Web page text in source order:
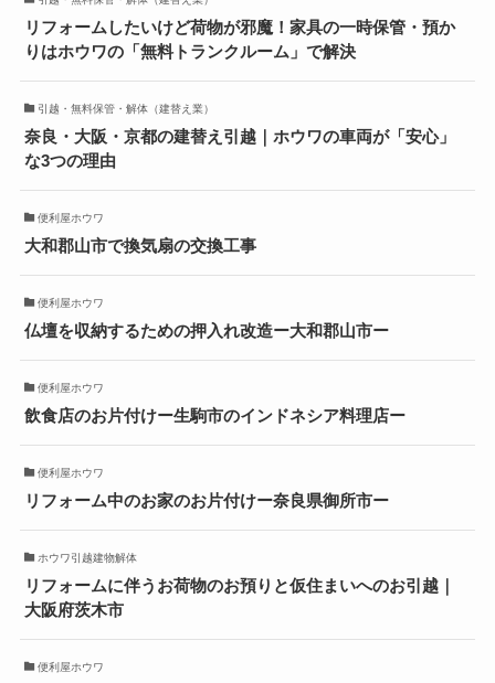
リフォームしたいけど荷物が邪魔！家具の一時保管・預か
りはホウワの「無料トランクルーム」で解決
引越・無料保管・解体（建替え業）
奈良・大阪・京都の建替え引越｜ホウワの車両が「安心」
な3つの理由
便利屋ホウワ
大和郡山市で換気扇の交換工事
便利屋ホウワ
仏壇を収納するための押入れ改造ー大和郡山市ー
便利屋ホウワ
飲食店のお片付けー生駒市のインドネシア料理店ー
便利屋ホウワ
リフォーム中のお家のお片付けー奈良県御所市ー
ホウワ引越建物解体
リフォームに伴うお荷物のお預りと仮住まいへのお引越｜
大阪府茨木市
便利屋ホウワ